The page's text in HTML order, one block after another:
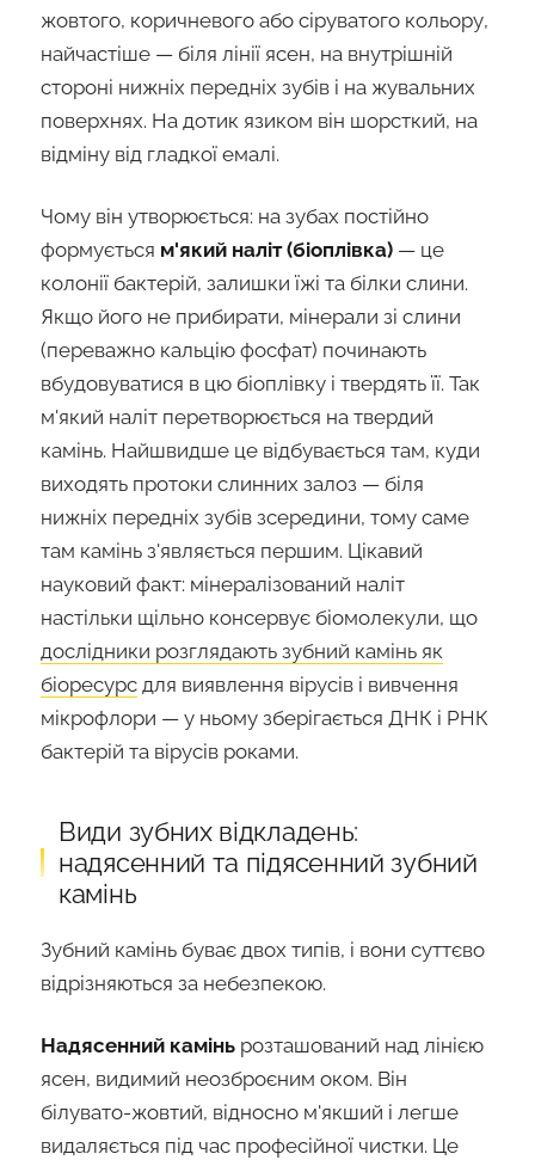
жовтого, коричневого або сіруватого кольору,
найчастіше — біля лінії ясен, на внутрішній
стороні нижніх передніх зубів і на жувальних
поверхнях. На дотик язиком він шорсткий, на
відміну від гладкої емалі.
Чому він утворюється: на зубах постійно
формується м'який наліт (біоплівка) — це
колонії бактерій, залишки їжі та білки слини.
Якщо його не прибирати, мінерали зі слини
(переважно кальцію фосфат) починають
вбудовуватися в цю біоплівку і твердять її. Так
м'який наліт перетворюється на твердий
камінь. Найшвидше це відбувається там, куди
виходять протоки слинних залоз — біля
нижніх передніх зубів зсередини, тому саме
там камінь з'являється першим. Цікавий
науковий факт: мінералізований наліт
настільки щільно консервує біомолекули, що
дослідники розглядають зубний камінь як
біоресурс для виявлення вірусів і вивчення
мікрофлори — у ньому зберігається ДНК і РНК
бактерій та вірусів роками.
Види зубних відкладень:
надясенний та підясенний зубний
камінь
Зубний камінь буває двох типів, і вони суттєво
відрізняються за небезпекою.
Надясенний камінь розташований над лінією
ясен, видимий неозброєним оком. Він
білувато-жовтий, відносно м'якший і легше
видаляється під час професійної чистки. Це